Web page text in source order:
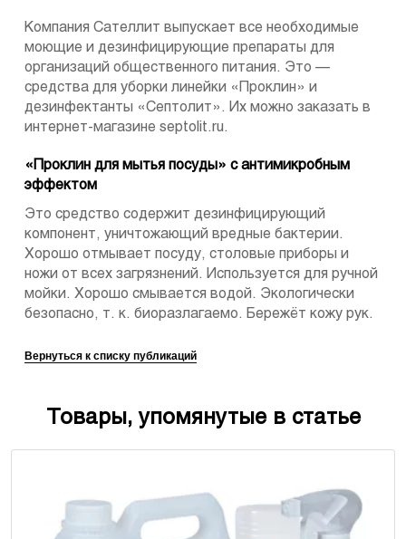
Компания Сателлит выпускает все необходимые
моющие и дезинфицирующие препараты для
организаций общественного питания. Это —
средства для уборки линейки «Проклин» и
дезинфектанты «Септолит». Их можно заказать в
интернет-магазине septolit.ru.
«Проклин для мытья посуды» с антимикробным
эффектом
Это средство содержит дезинфицирующий
компонент, уничтожающий вредные бактерии.
Хорошо отмывает посуду, столовые приборы и
ножи от всех загрязнений. Используется для ручной
мойки. Хорошо смывается водой. Экологически
безопасно, т. к. биоразлагаемо. Бережёт кожу рук.
Вернуться к списку публикаций
Товары, упомянутые в статье